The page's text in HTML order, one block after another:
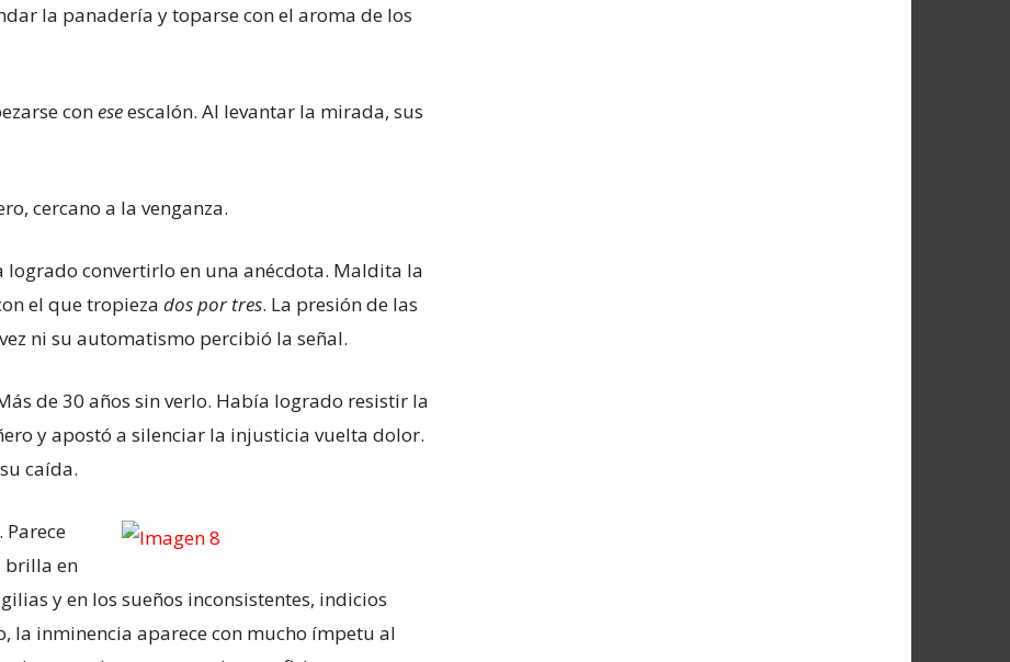
la panadería y toparse con el aroma de los
coneseescalón. Al levantar la mirada, sus
cercano a la venganza.
logrado convertirlo en una anécdota. Maldita la
el que tropieza dos por tres. La presión de las
ni su automatismo percibió la señal.
de 30 años sin verlo. Había logrado resistir la
y apostó a silenciar la injusticia vuelta dolor.
caída.
brilla en
y en los sueños inconsistentes, indicios
la inminencia aparece con mucho ímpetu al